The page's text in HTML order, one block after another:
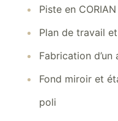
Piste en CORIAN
Plan de travail
Fabrication
Fond miroir et
poli